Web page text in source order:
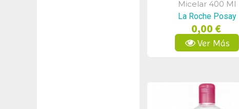
Micelar 400 Ml
La Roche Posay
0,00 €
Ver Más